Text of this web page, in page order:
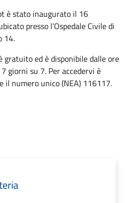
è stato inaugurato il 16
presso l’Ospedale Civile di
14.
gratuito ed è disponibile dalle ore
giorni su 7. Per accedervi è
il numero unico (NEA) 116117.